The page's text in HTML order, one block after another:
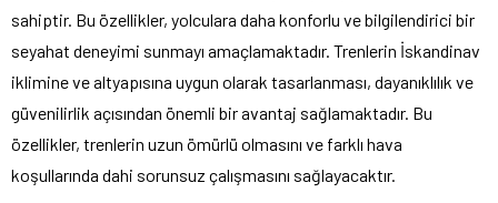
sahiptir. Bu özellikler, yolculara daha konforlu ve bilgilendirici bir
seyahat deneyimi sunmayı amaçlamaktadır. Trenlerin İskandinav
iklimine ve altyapısına uygun olarak tasarlanması, dayanıklılık ve
güvenilirlik açısından önemli bir avantaj sağlamaktadır. Bu
özellikler, trenlerin uzun ömürlü olmasını ve farklı hava
koşullarında dahi sorunsuz çalışmasını sağlayacaktır.